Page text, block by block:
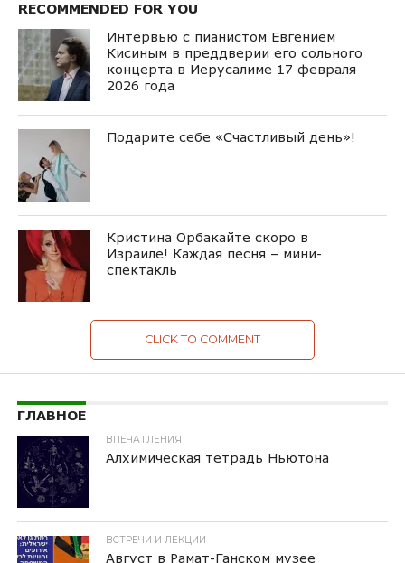
RECOMMENDED FOR YOU
Интервью с пианистом Евгением
Кисиным в преддверии его сольного
концерта в Иерусалиме 17 февраля
2026 года
Подарите себе «Счастливый день»!
Кристина Орбакайте скоро в
Израиле! Каждая песня – мини-
спектакль
CLICK TO COMMENT
ГЛАВНОЕ
ВПЕЧАТЛЕНИЯ
Алхимическая тетрадь Ньютона
ВСТРЕЧИ И ЛЕКЦИИ
Август в Рамат-Ганском музее